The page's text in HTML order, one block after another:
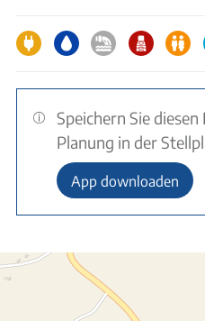
Speichern Sie
Planung in der
App downloaden